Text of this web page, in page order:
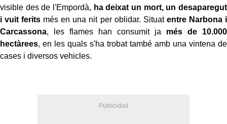
visible des de l'Empordà, ha deixat un mort, un desaparegut
i vuit ferits més en una nit per oblidar. Situat entre Narbona i
Carcassona, les flames han consumit ja més de 10.000
hectàrees, en les quals s'ha trobat també amb una vintena de
cases i diversos vehicles.